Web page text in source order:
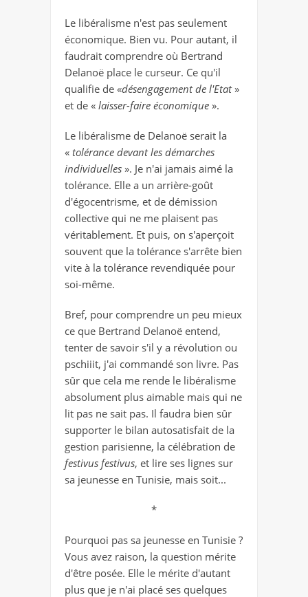
Le libéralisme n'est pas seulement
économique. Bien vu. Pour autant, il
faudrait comprendre où Bertrand
Delanoë place le curseur. Ce qu'il
qualifie de «désengagement de l'Etat»
et de « laisser-faire économique ».
Le libéralisme de Delanoë serait la
« tolérance devant les démarches
individuelles ». Je n'ai jamais aimé la
tolérance. Elle a un arrière-goût
d'égocentrisme, et de démission
collective qui ne me plaisent pas
véritablement. Et puis, on s'aperçoit
souvent que la tolérance s'arrête bien
vite à la tolérance revendiquée pour
soi-même.
Bref, pour comprendre un peu mieux
ce que Bertrand Delanoë entend,
tenter de savoir s'il y a révolution ou
pschiiit, j'ai commandé son livre. Pas
sûr que cela me rende le libéralisme
absolument plus aimable mais qui ne
lit pas ne sait pas. Il faudra bien sûr
supporter le bilan autosatisfait de la
gestion parisienne, la célébration de
festivus festivus, et lire ses lignes sur
sa jeunesse en Tunisie, mais soit...
*
Pourquoi pas sa jeunesse en Tunisie ?
Vous avez raison, la question mérite
d'être posée. Elle le mérite d'autant
plus que je n'ai placé ses quelques